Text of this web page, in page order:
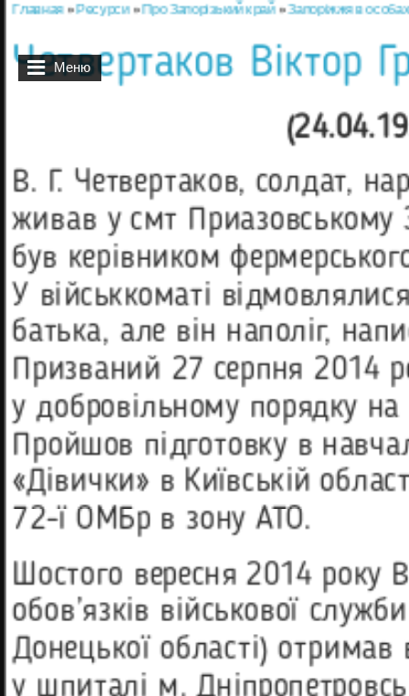
Меню
Главная»Ресурси»Про Запорізький край»Запоріжжя в
Четвертаков Віктор
В. Г. Четвертаков, солдат,
живав у смт Приазовському
був керівником
У військкоматі
батька, але він наполіг,
Призваний 27 серпня 2014
у добровільному порядку на
Пройшов підготовку в
«Дівички» в Київській
72-ї ОМБр в зону АТО.
Шостого вересня 2014 року
обо­в’язків військової
Донецької області)
у шпиталі м.